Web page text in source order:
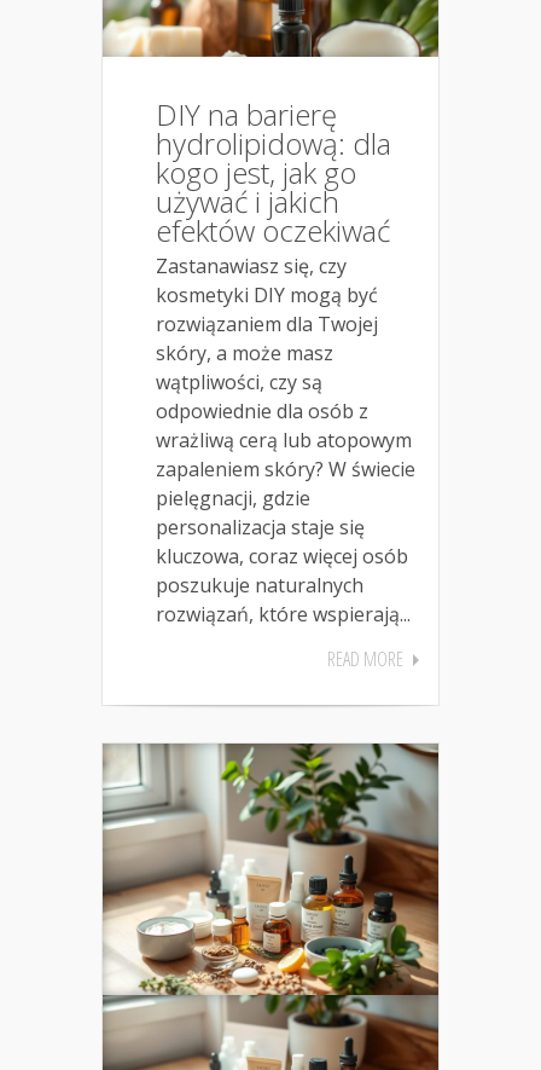
DIY na barierę
hydrolipidową: dla
kogo jest, jak go
używać i jakich
efektów oczekiwać
Zastanawiasz się, czy
kosmetyki DIY mogą być
rozwiązaniem dla Twojej
skóry, a może masz
wątpliwości, czy są
odpowiednie dla osób z
wrażliwą cerą lub atopowym
zapaleniem skóry? W świecie
pielęgnacji, gdzie
personalizacja staje się
kluczowa, coraz więcej osób
poszukuje naturalnych
rozwiązań, które wspierają...
READ MORE